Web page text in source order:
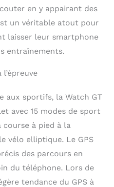
votre sommeil via
TruSleepTM 2.0 ou
le suivi de votre
de stress via
assistant
est uniquemnt
Android
41 g (sans la
ATM (a une cote de
à l'eau de 50
de dépannage -
les notifications ne
pas,
en y appairant des
un véritable atout pour
laisser leur smartphone
entraînements.
aux sportifs, la Watch GT
avec 15 modes de sport
à pied à la
vélo elliptique. Le GPS
des parcours en
du téléphone. Lors de
tendance du GPS à